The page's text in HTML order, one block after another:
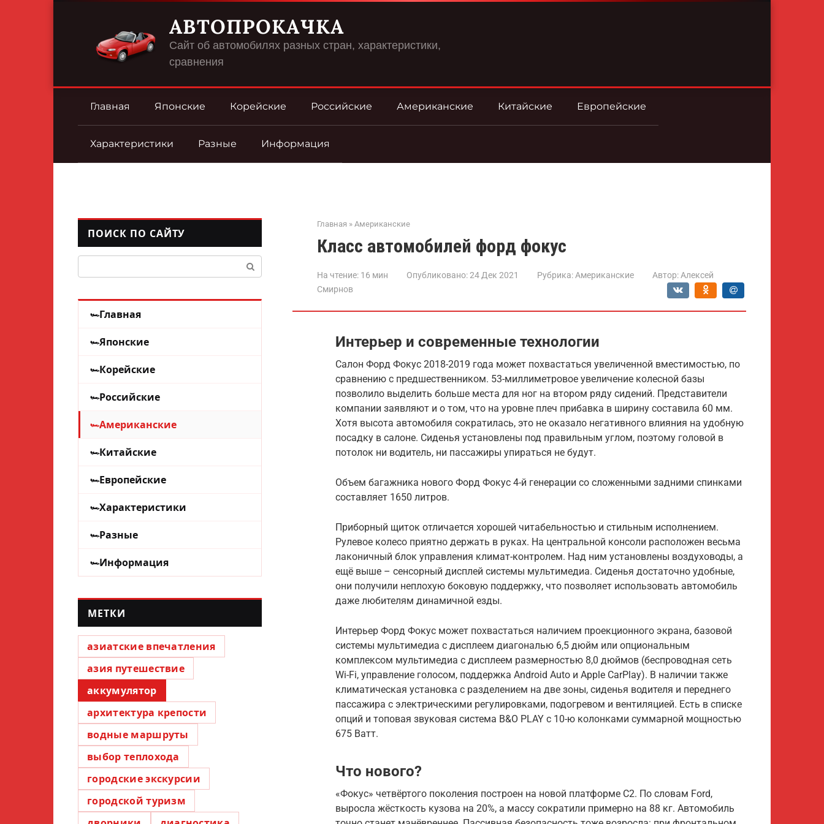
АВТОПРОКАЧКА
Сайт об автомобилях разных стран, характеристики,
сравнения
Главная Японские Корейские Российские Американские Китайские Европейские
Характеристики Разные Информация
Главная » Американские
Класс автомобилей форд фокус
На чтение: 16 мин Опубликовано:24 Дек 2021 Рубрика: Американские Автор: Алексей
Смирнов
Интерьер и современные технологии
Салон Форд Фокус 2018-2019 года может похвастаться увеличенной вместимостью, по
сравнению с предшественником. 53-миллиметровое увеличение колесной базы
позволило выделить больше места для ног на втором ряду сидений. Представители
компании заявляют и о том, что на уровне плеч прибавка в ширину составила 60 мм.
Хотя высота автомобиля сократилась, это не оказало негативного влияния на удобную
посадку в салоне. Сиденья установлены под правильным углом, поэтому головой в
потолок ни водитель, ни пассажиры упираться не будут.
Объем багажника нового Форд Фокус 4-й генерации со сложенными задними спинками
составляет 1650 литров.
Приборный щиток отличается хорошей читабельностью и стильным исполнением.
Рулевое колесо приятно держать в руках. На центральной консоли расположен весьма
лаконичный блок управления климат-контролем. Над ним установлены воздуховоды, а
ещё выше – сенсорный дисплей системы мультимедиа. Сиденья достаточно удобные,
они получили неплохую боковую поддержку, что позволяет использовать автомобиль
даже любителям динамичной езды.
Интерьер Форд Фокус может похвастаться наличием проекционного экрана, базовой
системы мультимедиа с дисплеем диагональю 6,5 дюйм или опциональным
комплексом мультимедиа с дисплеем размерностью 8,0 дюймов (беспроводная сеть
Wi-Fi, управление голосом, поддержка Android Auto и Apple CarPlay). В наличии также
климатическая установка с разделением на две зоны, сиденья водителя и переднего
пассажира с электрическими регулировками, подогревом и вентиляцией. Есть в списке
опций и топовая звуковая система B&O PLAY с 10-ю колонками суммарной мощностью
675 Ватт.
Что нового?
«Фокус» четвёртого поколения построен на новой платформе C2. По словам Ford,
выросла жёсткость кузова на 20%, а массу сократили примерно на 88 кг. Автомобиль
ПОИСК ПО САЙТУ
Главная
Японские
Корейские
Российские
Американские
Китайские
Европейские
Характеристики
Разные
Информация
МЕТКИ
азиатские впечатления
азия путешествие
аккумулятор
архитектура крепости
водные маршруты
выбор теплохода
городские экскурсии
городской туризм